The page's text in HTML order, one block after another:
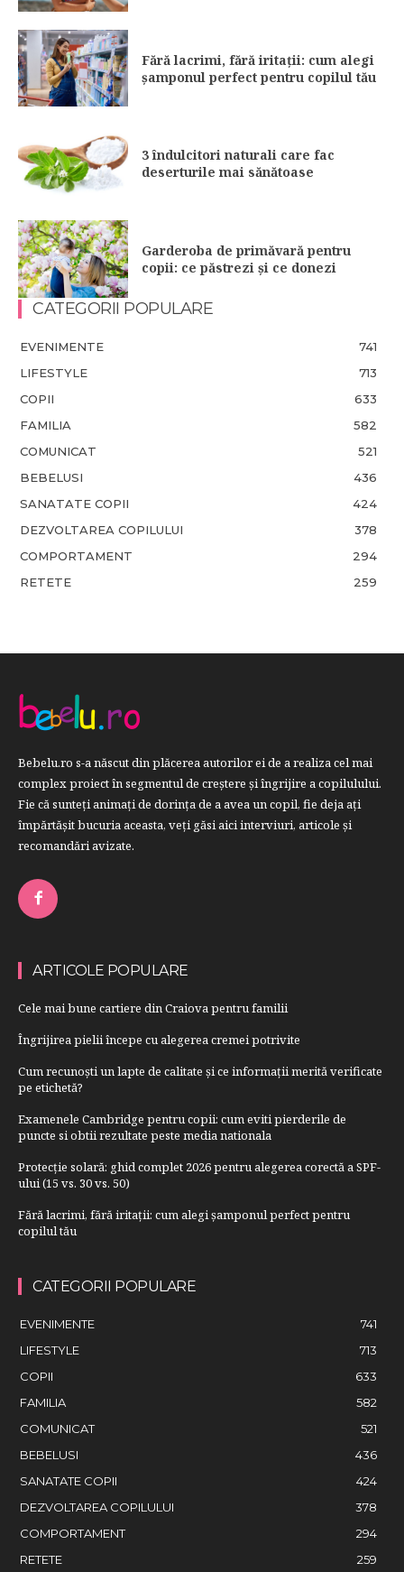
Fără lacrimi, fără iritații: cum alegi
șamponul perfect pentru copilul tău
3 îndulcitori naturali care fac
deserturile mai sănătoase
Garderoba de primăvară pentru
copii: ce păstrezi și ce donezi
CATEGORII POPULARE
EVENIMENTE
741
LIFESTYLE
713
COPII
633
FAMILIA
582
COMUNICAT
521
BEBELUSI
436
SANATATE COPII
424
DEZVOLTAREA COPILULUI
378
COMPORTAMENT
294
RETETE
259
Bebelu.ro s-a născut din plăcerea autorilor ei de a realiza cel mai
complex proiect în segmentul de creştere şi îngrijire a copilulului.
Fie că sunteţi animaţi de dorinţa de a avea un copil, fie deja aţi
împărtăşit bucuria aceasta, veți găsi aici interviuri, articole şi
recomandări avizate.
ARTICOLE POPULARE
Cele mai bune cartiere din Craiova pentru familii
Îngrijirea pielii începe cu alegerea cremei potrivite
Cum recunoști un lapte de calitate și ce informații merită verificate
pe etichetă?
Examenele Cambridge pentru copii: cum eviti pierderile de
puncte si obtii rezultate peste media nationala
Protecție solară: ghid complet 2026 pentru alegerea corectă a SPF-
ului (15 vs. 30 vs. 50)
Fără lacrimi, fără iritații: cum alegi șamponul perfect pentru
copilul tău
CATEGORII POPULARE
EVENIMENTE
741
LIFESTYLE
713
COPII
633
FAMILIA
582
COMUNICAT
521
BEBELUSI
436
SANATATE COPII
424
DEZVOLTAREA COPILULUI
378
COMPORTAMENT
294
RETETE
259